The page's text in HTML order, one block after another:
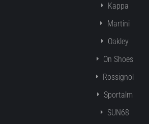
Kappa
Martini
Oakley
On Shoes
Rossignol
Sportalm
SUN68